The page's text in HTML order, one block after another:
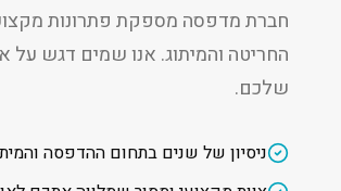
חברת מדפסה מספקת פתרונות
החריטה והמיתוג. אנו שמים דגש על
שלכם.
ניסיון של שנים בתחום ההדפסה